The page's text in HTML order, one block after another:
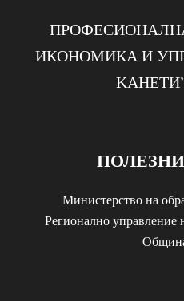
ИКОНОМИКА И
Министерство на
Регионално управление